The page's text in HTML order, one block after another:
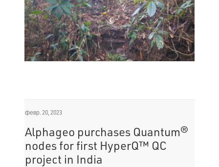
февр. 20, 2023
Alphageo purchases Quantum®
nodes for first HyperQ™ QC
project in India